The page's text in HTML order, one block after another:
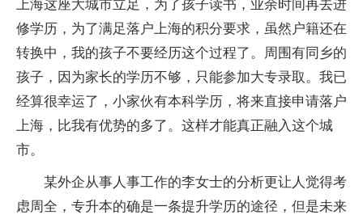
上海这座大城市立足，为了孩子读书，业余时间再去进
修学历，为了满足落户上海的积分要求，虽然户籍还在
转换中，我的孩子不要经历这个过程了。周围有同乡的
孩子，因为家长的学历不够，只能参加大专录取。我已
经算很幸运了，小家伙有本科学历，将来直接申请落户
上海，比我有优势的多了。这样才能真正融入这个城
市。
某外企从事人事工作的李女士的分析更让人觉得考
虑周全，专升本的确是一条提升学历的途径，但是未来